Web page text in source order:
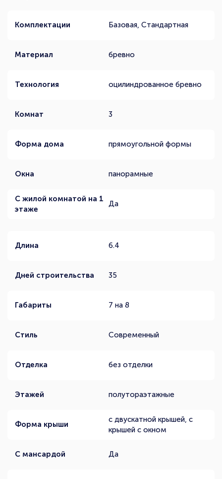
Комплектации Базовая, Стандартная
Материал бревно
Технология оцилиндрованное бревно
Комнат 3
Форма дома прямоугольной формы
Окна панорамные
С жилой комнатой на 1
этаже
Да
Длина 6.4
Дней строительства 35
Габариты 7 на 8
Стиль Современный
Отделка без отделки
Этажей полутораэтажные
Форма крыши
с двускатной крышей, с
крышей с окном
С мансардой Да